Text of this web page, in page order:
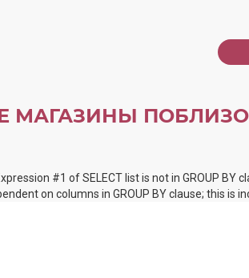
МАГАЗИНЫ
#1 of SELECT list is not in GROUP
on columns in GROUP BY clause; this is